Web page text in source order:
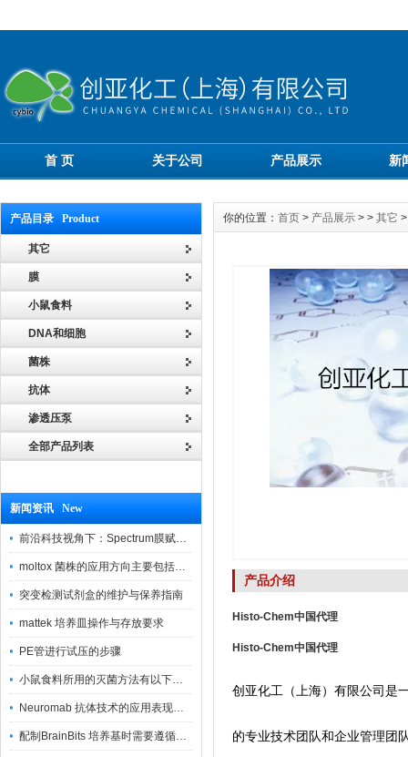
首 页 关于公司 产品展示 新
产品目录 Product
其它
膜
小鼠食料
DNA和细胞
菌株
抗体
渗透压泵
全部产品列表
新闻资讯 New
前沿科技视角下：Spectrum膜赋能精密制造
moltox 菌株的应用方向主要包括以下几个方面
突变检测试剂盒的维护与保养指南
mattek 培养皿操作与存放要求
PE管进行试压的步骤
小鼠食料所用的灭菌方法有以下三种
Neuromab 抗体技术的应用表现在这几方面
配制BrainBits 培养基时需要遵循的原则
你的位置： 首页 > 产品展示 > > 其它
产品介绍
Histo-Chem中国代理
Histo-Chem中国代理
创亚化工（上海）有限公司是
的专业技术团队和企业管理团